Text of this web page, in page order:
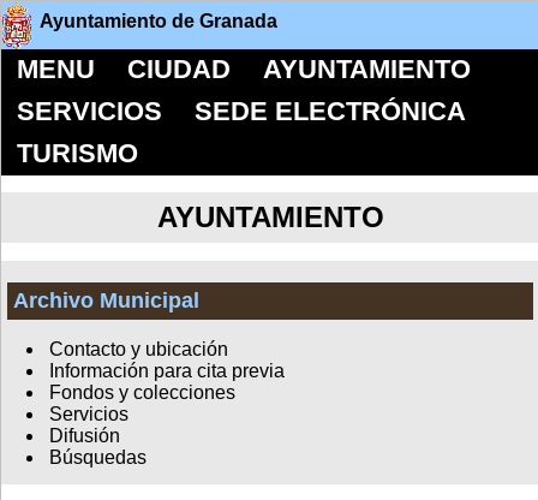
Ayuntamiento de Granada
MENU CIUDAD
AYUNTAMIENTO
SERVICIOS
SEDE ELECTRÓNICA
TURISMO
AYUNTAMIENTO
Archivo Municipal
Contacto y ubicación
Información para cita previa
Fondos y colecciones
Servicios
Difusión
Búsquedas